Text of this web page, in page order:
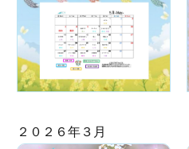
２０２６年３月